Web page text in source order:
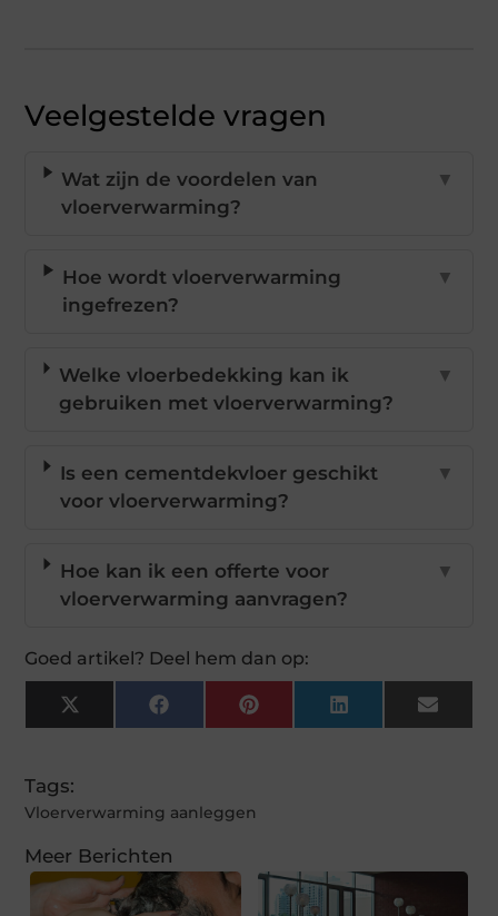
Veelgestelde vragen
Wat zijn de voordelen van
vloerverwarming?
▼
Hoe wordt vloerverwarming
ingefrezen?
▼
Welke vloerbedekking kan ik
gebruiken met vloerverwarming?
▼
Is een cementdekvloer geschikt
voor vloerverwarming?
▼
Hoe kan ik een offerte voor
vloerverwarming aanvragen?
▼
Goed artikel? Deel hem dan op:
X
(Twitter)
FacebookPinterestLinkedInEmail
Tags:
Vloerverwarming aanleggen
Meer Berichten